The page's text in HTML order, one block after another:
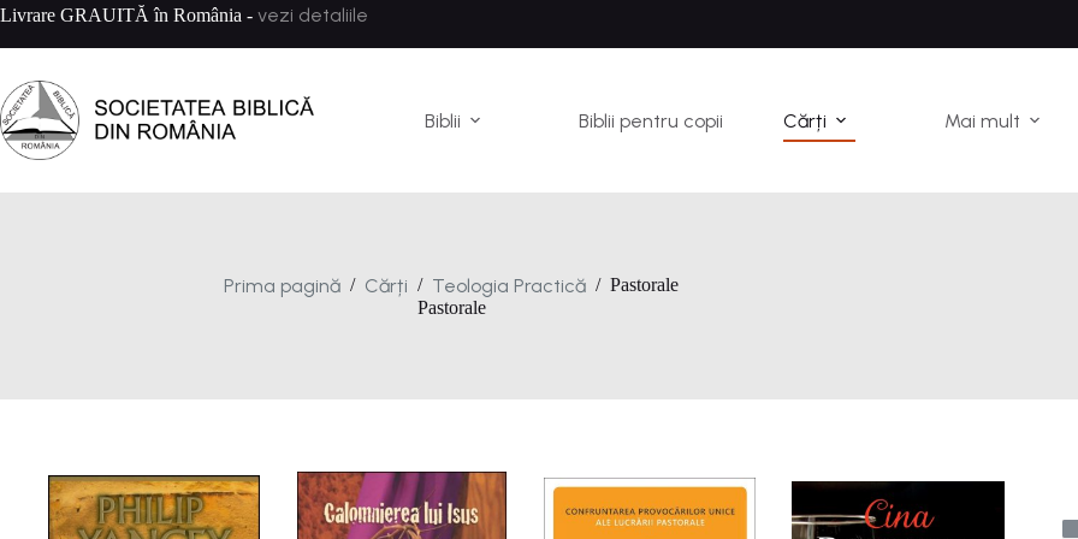
Sari
conținut
Livrare GRAUITĂ în România - vezi detaliile
Biblii Biblii pentru copii Cărți Mai mult
Prima pagină / Cărți / Teologia Practică / Pastorale
Pastorale